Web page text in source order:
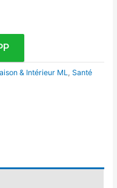
& Intérieur ML ,Santé